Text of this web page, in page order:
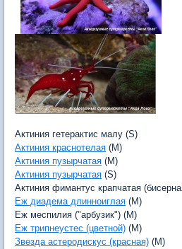
Актиния гетерактис малу (S)
Актиния краснотелая (M)
Актиния пузырчатая (M)
Актиния пузырчатая (S)
Актиния фимантус крапчатая
Еж диадема длинноиглая (M)
Еж меспилия ("арбузик") (M)
Еж трипнеустес (цветной) (M)
Звезда астеродискус (красная) (M)